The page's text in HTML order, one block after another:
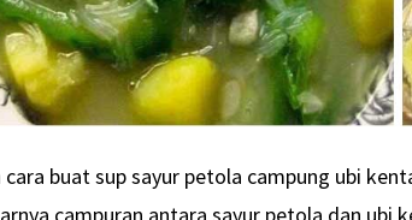
cara buat sup sayur petola campung ubi
campuran antara sayur petola dan ubi